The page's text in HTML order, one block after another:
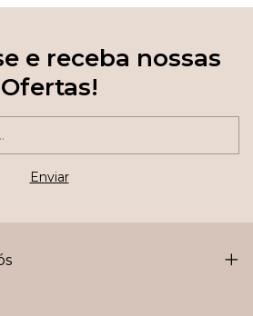
e receba nossas
Ofertas!